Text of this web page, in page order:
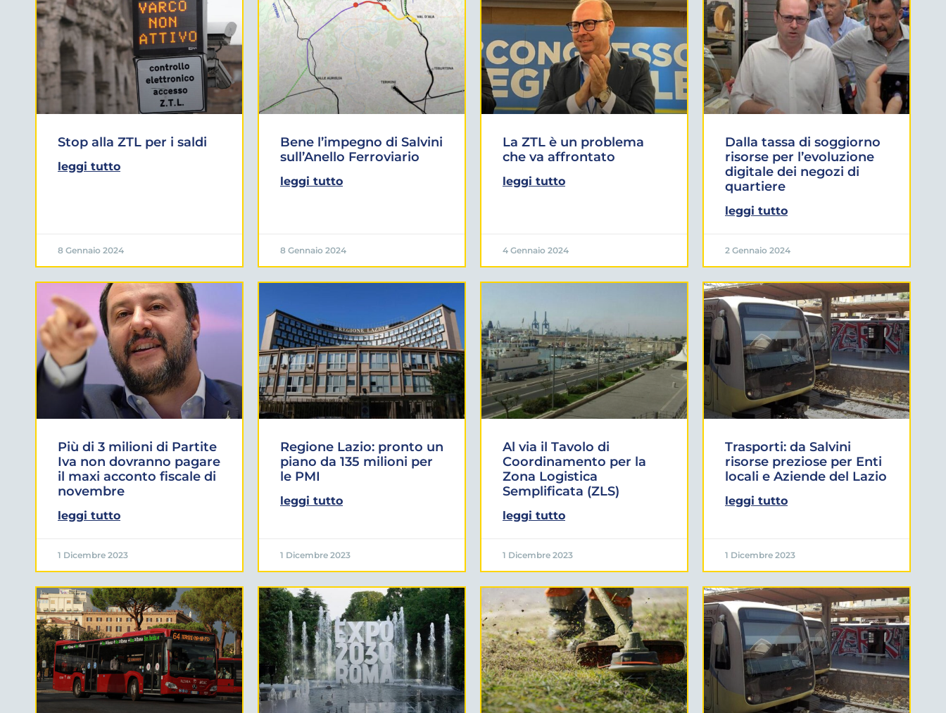
Stop alla ZTL per i saldi
leggi tutto
8 Gennaio 2024
Bene l’impegno di Salvini
sull’Anello Ferroviario
leggi tutto
8 Gennaio 2024
La ZTL è un problema
che va affrontato
leggi tutto
4 Gennaio 2024
Dalla tassa di soggiorno
risorse per l’evoluzione
digitale dei negozi di
quartiere
leggi tutto
2 Gennaio 2024
Più di 3 milioni di Partite
Iva non dovranno pagare
il maxi acconto fiscale di
novembre
leggi tutto
1 Dicembre 2023
Regione Lazio: pronto un
piano da 135 milioni per
le PMI
leggi tutto
1 Dicembre 2023
Al via il Tavolo di
Coordinamento per la
Zona Logistica
Semplificata (ZLS)
leggi tutto
1 Dicembre 2023
Trasporti: da Salvini
risorse preziose per Enti
locali e Aziende del Lazio
leggi tutto
1 Dicembre 2023